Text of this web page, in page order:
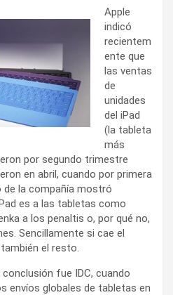
Apple
indicó
recientem
ente que
las ventas
de
unidades
del iPad
(la tableta
más
por segundo trimestre
en abril, cuando por primera
la compañía mostró
es a las tabletas como
a los penaltis o, por qué no,
Sencillamente si cae el
el resto.
fue IDC, cuando
envíos globales de tabletas en